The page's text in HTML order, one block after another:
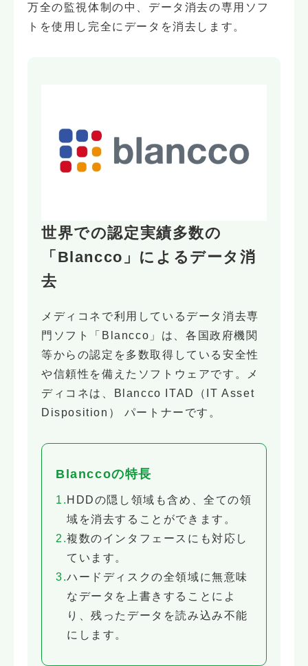
万全の監視体制の中、データ消去の専用ソフ
トを使用し完全にデータを消去します。
世界での認定実績多数の
「Blancco」によるデータ消
去
メディコネで利用しているデータ消去専
門ソフト「Blancco」は、各国政府機関
等からの認定を多数取得している安全性
や信頼性を備えたソフトウェアです。メ
ディコネは、Blancco ITAD（IT Asset
Disposition） パートナーです。
Blanccoの特長
HDDの隠し領域も含め、全ての領
域を消去することができます。
複数のインタフェースにも対応し
ています。
ハードディスクの全領域に無意味
なデータを上書きすることによ
り、残ったデータを読み込み不能
にします。